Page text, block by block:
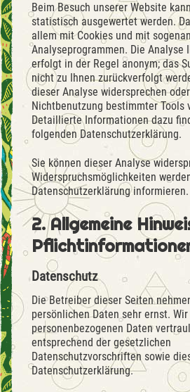
Beim Besuch unserer Website
statistisch ausgewertet werden.
allem mit Cookies und mit
Analyseprogrammen. Die Analyse
erfolgt in der Regel anonym; das
nicht zu Ihnen zurückverfolgt
dieser Analyse widersprechen
Nichtbenutzung bestimmter Tools
Detaillierte Informationen dazu
folgenden Datenschutzerklärung.
Sie können dieser Analyse
Widerspruchsmöglichkeiten
Datenschutzerklärung informieren.
2. Allgemeine
Datenschutz
Die Betreiber dieser Seiten
persönlichen Daten sehr ernst.
personenbezogenen Daten
entsprechend der gesetzlichen
Datenschutzvorschriften sowie
Datenschutzerklärung.